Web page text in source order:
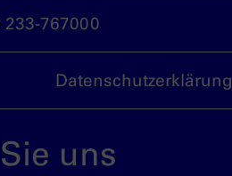
767000
Datenschutzerklärung
uns